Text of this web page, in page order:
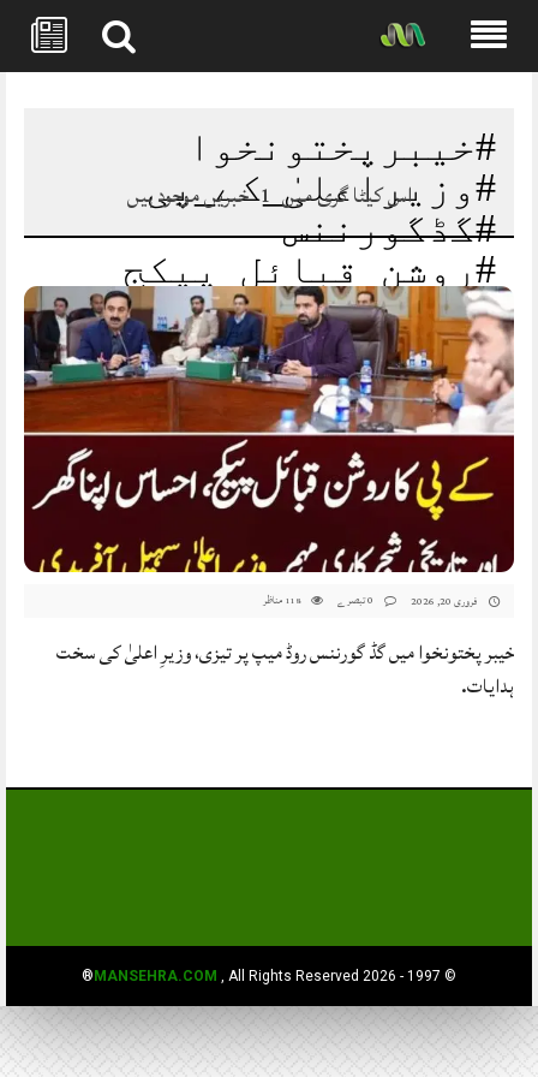
#خیبرپختونخوا
#وزیراعلیٰ_کے_پی
#گڈگورننس
#روشن_قبائل_پیکج
#احساس_اپنا_گھر
#صحت_اصلاحات
#تعلیم_بہتری
#شجرکاری_مہم
#ترقیاتی_منصوبے
#پشاور
اس کیٹا گری میں 1 خبریں موجود ہیں
فروری 20, 2026 118 مناظر
خیبر پختونخوا میں گڈ گورننس روڈ میپ پر تیزی، وزیرِ اعلیٰ کی سخت
ہدایات.
© 1997 - 2026
MANSEHRA.COM , All Rights Reserved®